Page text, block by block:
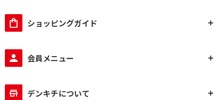
ショッピングガイド
会員メニュー
デンキチについて